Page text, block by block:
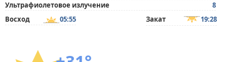
Ультрафиолетовое излучение
8
Восход
05:55 Закат 19:28